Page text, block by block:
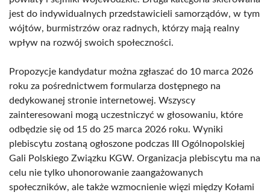
jest do indywidualnych przedstawicieli samorządów, w tym
wójtów, burmistrzów oraz radnych, którzy mają realny
wpływ na rozwój swoich społeczności.
Propozycje kandydatur można zgłaszać do 10 marca 2026
roku za pośrednictwem formularza dostępnego na
dedykowanej stronie internetowej. Wszyscy
zainteresowani mogą uczestniczyć w głosowaniu, które
odbędzie się od 15 do 25 marca 2026 roku. Wyniki
plebiscytu zostaną ogłoszone podczas III Ogólnopolskiej
Gali Polskiego Związku KGW. Organizacja plebiscytu ma na
celu nie tylko uhonorowanie zaangażowanych
społeczników, ale także wzmocnienie więzi między Kołami